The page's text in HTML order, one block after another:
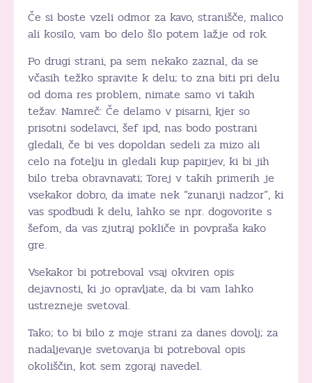
Če si boste vzeli odmor za kavo, stranišče, malico
ali kosilo, vam bo delo šlo potem lažje od rok.
Po drugi strani, pa sem nekako zaznal, da se
včasih težko spravite k delu; to zna biti pri delu
od doma res problem, nimate samo vi takih
težav. Namreč: Če delamo v pisarni, kjer so
prisotni sodelavci, šef ipd, nas bodo postrani
gledali, če bi ves dopoldan sedeli za mizo ali
celo na fotelju in gledali kup papirjev, ki bi jih
bilo treba obravnavati; Torej v takih primerih je
vsekakor dobro, da imate nek ”zunanji nadzor”, ki
vas spodbudi k delu, lahko se npr. dogovorite s
šefom, da vas zjutraj pokliče in povpraša kako
gre.
Vsekakor bi potreboval vsaj okviren opis
dejavnosti, ki jo opravljate, da bi vam lahko
ustrezneje svetoval.
Tako; to bi bilo z moje strani za danes dovolj; za
nadaljevanje svetovanja bi potreboval opis
okoliščin, kot sem zgoraj navedel.